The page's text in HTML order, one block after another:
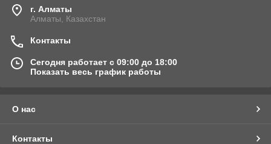
г. Алматы
Алматы, Казахстан
Контакты
Сегодня работает с 09:00 до 18:00
Показать весь график работы
О нас
Контакты